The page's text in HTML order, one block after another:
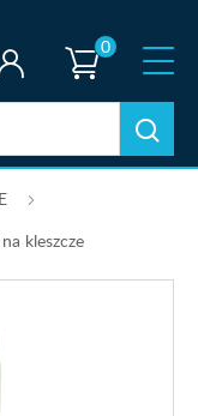
0
kleszcze